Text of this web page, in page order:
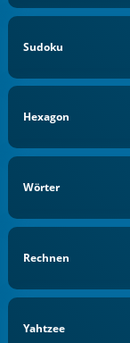
Sudoku
Hexagon
Wörter
Rechnen
Yahtzee